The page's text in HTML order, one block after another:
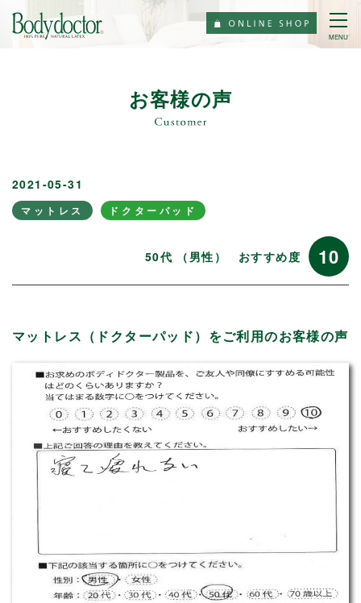
MENU
お客様の声
2021-05-31
マットレス ドクターパッド
50代 （男性） おすすめ度 10
マットレス（ドクターパッド）をご利用のお客様の声